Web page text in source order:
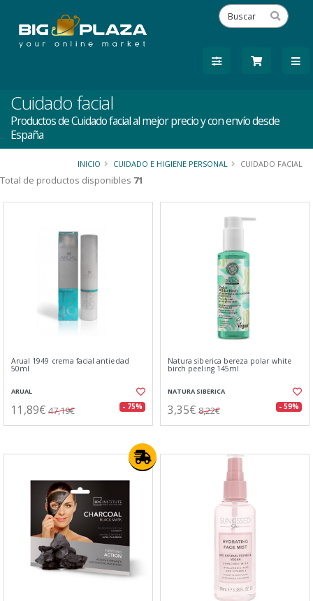
Cuidado facial
Productos de Cuidado facial al mejor precio y con envío desde
España
INICIO CUIDADO E HIGIENE PERSONAL CUIDADO FACIAL
Total de productos disponibles 71
Arual 1949 crema facial antiedad
50ml
ARUAL
11,89€ 47,19€ - 75%
Natura siberica bereza polar white
birch peeling 145ml
NATURA SIBERICA
3,35€ 8,22€ - 59%